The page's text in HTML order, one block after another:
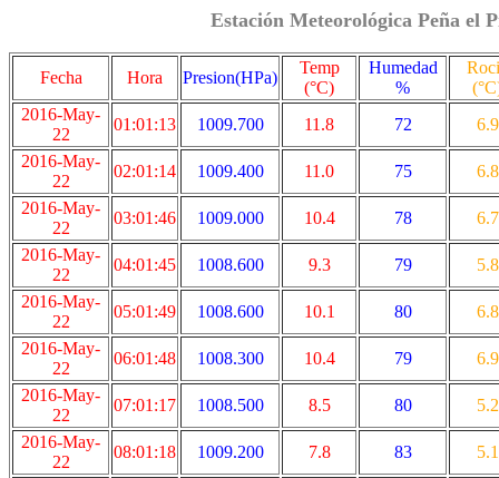
Estación Meteorológica Peña el
Fecha Hora Presion(HPa)
Temp
(°C)
Humedad
%
2016-May-
22
01:01:13 1009.700 11.8 72
6.9
2016-May-
22
02:01:14 1009.400 11.0 75
6.8
2016-May-
22
03:01:46 1009.000 10.4 78
6.7
2016-May-
22
04:01:45 1008.600 9.3 79
5.8
2016-May-
22
05:01:49 1008.600 10.1 80
6.8
2016-May-
22
06:01:48 1008.300 10.4 79
6.9
2016-May-
22
07:01:17 1008.500 8.5 80
5.2
2016-May-
22
08:01:18 1009.200 7.8 83
5.1